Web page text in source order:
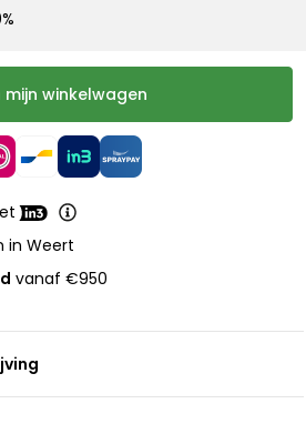
mijn winkelwagen
in Weert
vanaf €950